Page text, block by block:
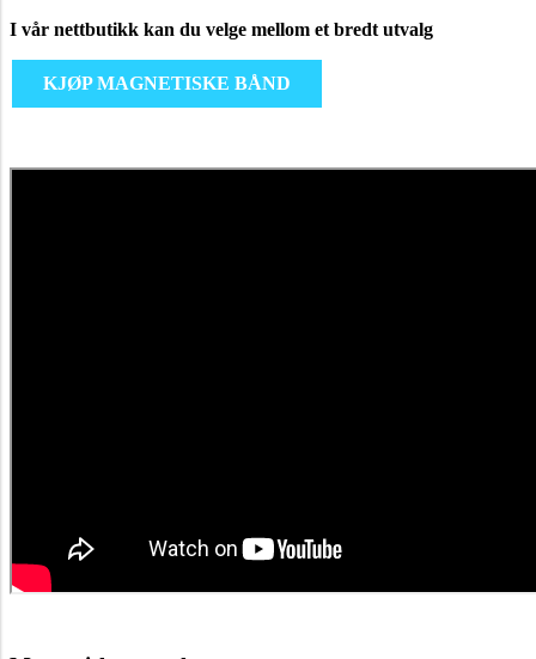
I vår nettbutikk kan du velge mellom et bredt utvalg
KJØP MAGNETISKE BÅND